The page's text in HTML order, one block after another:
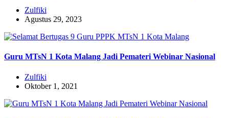
Zulfiki
Agustus 29, 2023
Guru MTsN 1 Kota Malang Jadi Pemateri Webinar Nasional
Zulfiki
Oktober 1, 2021